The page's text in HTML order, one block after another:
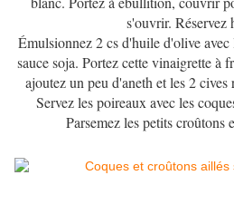
s'ouvrir. Réservez
Émulsionnez 2 cs d'huile d'olive
sauce soja. Portez cette vinaigrette à
ajoutez un peu d'aneth et les 2 cives
Servez les poireaux avec les
Parsemez les petits croûtons